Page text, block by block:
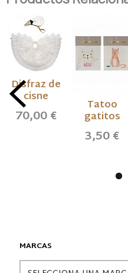
MARCAS
Disfraz de
cisne
70,00 €
Tatoo
gatitos
3,50 €